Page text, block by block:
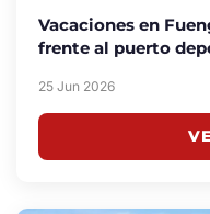
Vacaciones en
frente al puerto
25 Jun 2026